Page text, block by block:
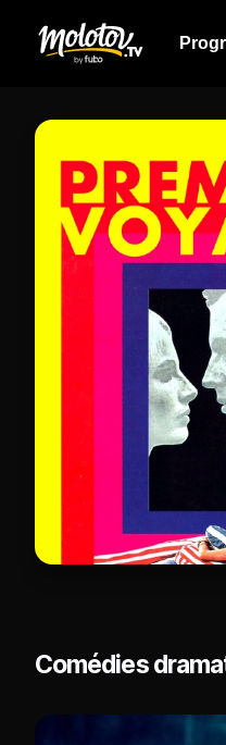
Comédies